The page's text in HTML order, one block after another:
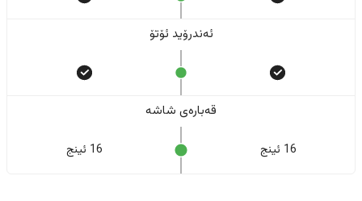
ئەندرۆید ئۆتۆ
قەبارەی شاشە
16 ئینج 16 ئینج